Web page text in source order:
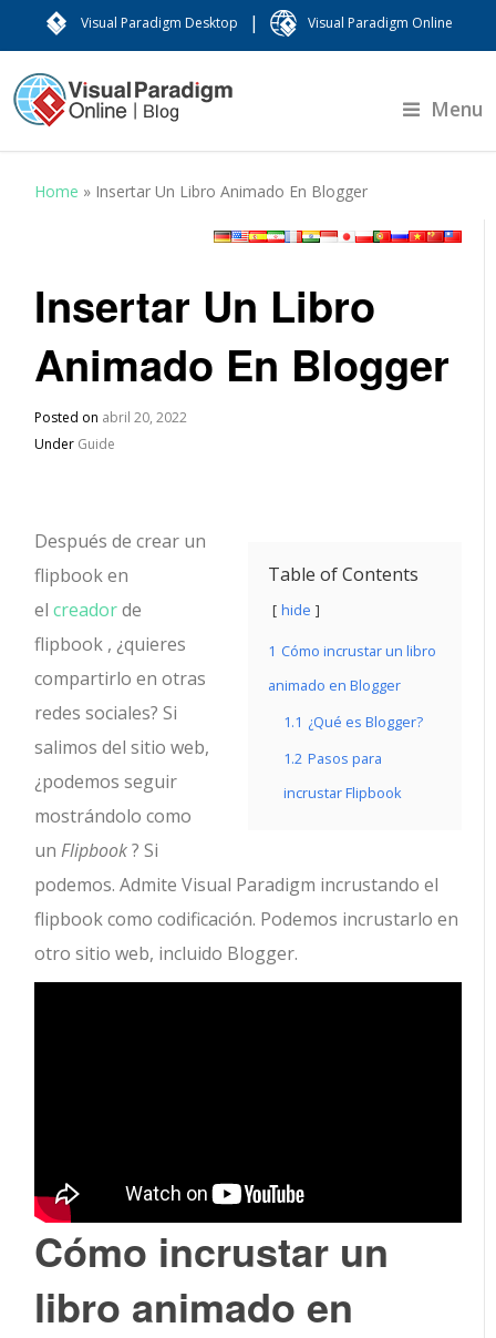
Visual Paradigm Desktop | Visual Paradigm Online
Menu
Home » Insertar Un Libro Animado En Blogger
Insertar Un Libro
Animado En Blogger
Posted on abril 20, 2022
Under Guide
Table of Contents
hide
1 Cómo incrustar un libro
animado en Blogger
1.1 ¿Qué es Blogger?
1.2 Pasos para
incrustar Flipbook
Después de crear un
flipbook en
elcreadorde
flipbook , ¿quieres
compartirlo en otras
redes sociales? Si
salimos del sitio web,
¿podemos seguir
mostrándolo como
unFlipbook? Si
podemos. Admite Visual Paradigm incrustando el
flipbook como codificación. Podemos incrustarlo en
otro sitio web, incluido Blogger.
Cómo incrustar un
libro animado en